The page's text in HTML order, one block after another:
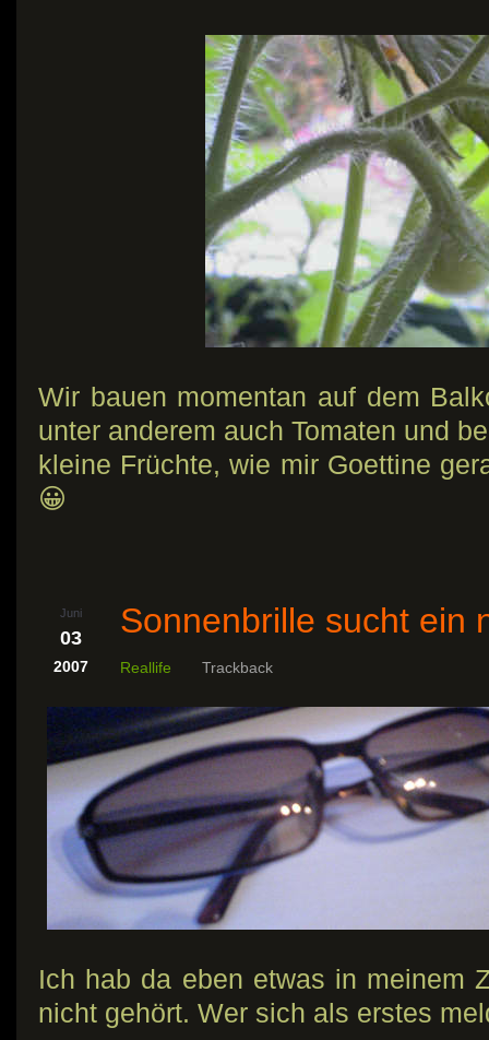
Wir bauen momentan auf dem
unter anderem auch Tomaten und
kleine Früchte, wie mir Goettine
😀
Juni
03
2007
Sonnenbrille sucht ein
Reallife Trackback
Ich hab da eben etwas in meinem
nicht gehört. Wer sich als erstes